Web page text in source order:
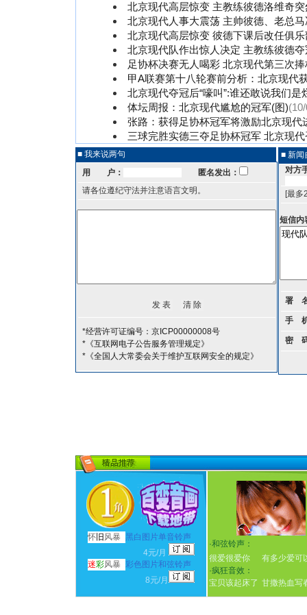
北京现代高层惊变 主教练彼德洛维奇
北京现代人事大震荡 主帅彼德、老总
北京现代高层惊变 彼德下课后改任俱
北京现代队作出惊人决定 主教练彼德
足协杯决赛无人喝彩 北京现代第三次
甲A联赛第十八轮赛前分析：北京现代
北京现代夺冠后“嚎叫”:谁还敢说我们是
体坛周报：北京现代尴尬的冠军(图)
张路：获得足协杯冠军将激励北京现代
三球完胜实德三夺足协杯冠军 北京现
■ 我来说两句
用 户：
匿名发出：
请各位遵纪守法并注意语言文明。
*经营许可证编号：京ICP00000008号
*《互联网电子公告服务管理规定》
*《全国人大常委会关于维护互联网安全的规定》
■ 新闻
对方
[最多
短信内
署
手
密
怀 旧 风暴
黑白图片单音铃声
4元/月
迷彩风暴 彩色图片和弦铃声
8元/月
·和弦铃声：
很爱很爱你
有多少爱可
·疯狂音效：
宝贝该起床了 甘撒热血写